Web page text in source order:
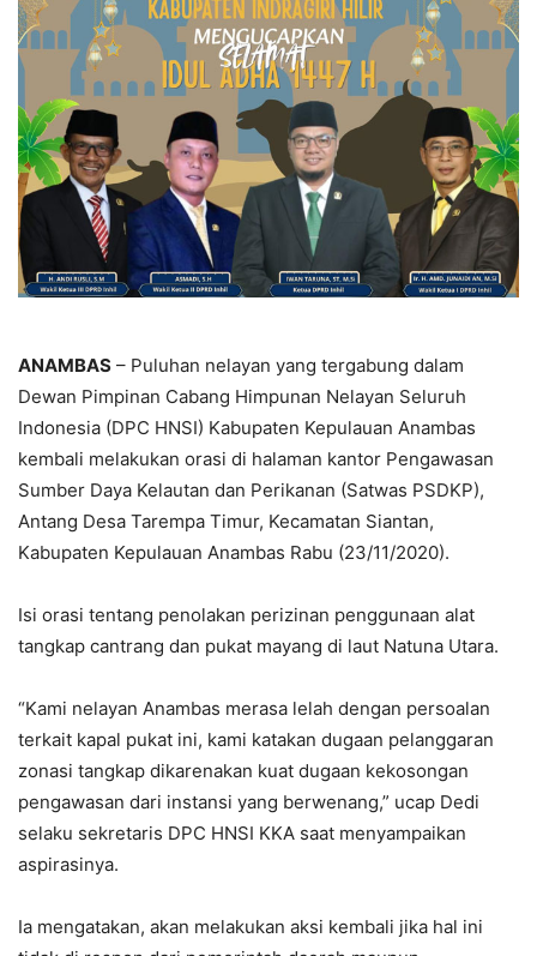
ANAMBAS – Puluhan nelayan yang tergabung dalam
Dewan Pimpinan Cabang Himpunan Nelayan Seluruh
Indonesia (DPC HNSI) Kabupaten Kepulauan Anambas
kembali melakukan orasi di halaman kantor Pengawasan
Sumber Daya Kelautan dan Perikanan (Satwas PSDKP),
Antang Desa Tarempa Timur, Kecamatan Siantan,
Kabupaten Kepulauan Anambas Rabu (23/11/2020).
Isi orasi tentang penolakan perizinan penggunaan alat
tangkap cantrang dan pukat mayang di laut Natuna Utara.
“Kami nelayan Anambas merasa lelah dengan persoalan
terkait kapal pukat ini, kami katakan dugaan pelanggaran
zonasi tangkap dikarenakan kuat dugaan kekosongan
pengawasan dari instansi yang berwenang,” ucap Dedi
selaku sekretaris DPC HNSI KKA saat menyampaikan
aspirasinya.
Ia mengatakan, akan melakukan aksi kembali jika hal ini